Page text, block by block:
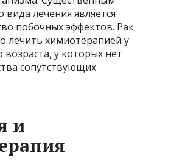
вида лечения является
побочных эффектов. Рак
лечить химиотерапией у
возраста, у которых нет
сопутствующих
и